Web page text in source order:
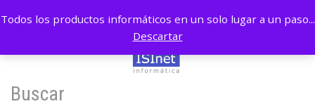
Buscar
Todos los productos informáticos en un solo lugar a un paso...
Descartar